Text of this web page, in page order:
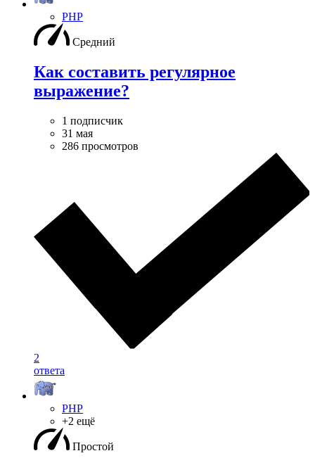
PHP
Средний
Как составить регулярное
выражение?
1 подписчик
31 мая
286 просмотров
2
ответа
PHP
+2 ещё
Простой